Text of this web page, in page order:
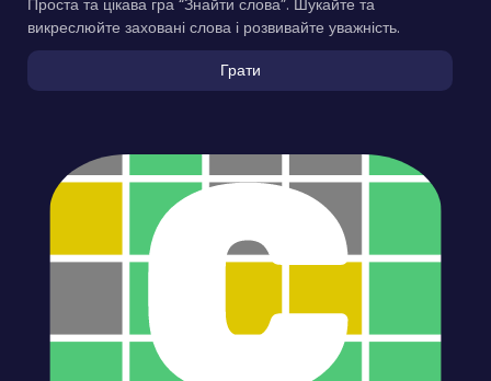
Проста та цікава гра “Знайти слова”. Шукайте та
викреслюйте заховані слова і розвивайте уважність.
Грати